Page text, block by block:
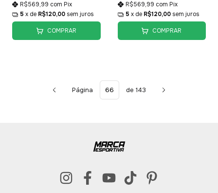
R$569,99 com Pix
5 x de R$120,00 sem juros
COMPRAR
R$569,99 com Pix
5 x de R$120,00 sem juros
COMPRAR
Página de 143